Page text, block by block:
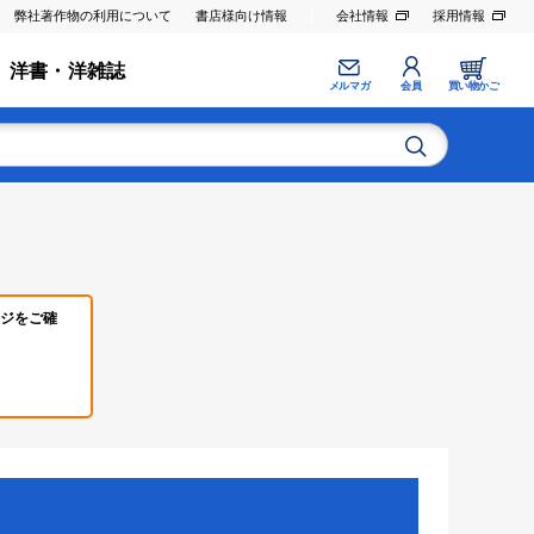
弊社著作物の利用について 書店様向け情報 会社情報 採用情報
洋書・洋雑誌
メルマガ 会員 買い物かご
をご確